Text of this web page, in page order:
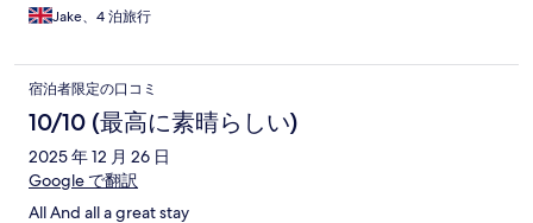
Jake、4 泊旅行
宿泊者限定の口コミ
10/10 (最高に素晴らしい)
2025 年 12 月 26 日
Google で翻訳
All And all a great stay